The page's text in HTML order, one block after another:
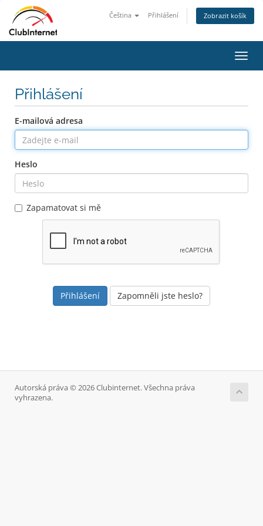
Čeština Přihlášení Zobrazit košík
Přihlášení
E-mailová adresa
Heslo
Zapamatovat si mě
Zapomněli jste heslo?
Autorská práva © 2026 Clubinternet. Všechna práva
vyhrazena.